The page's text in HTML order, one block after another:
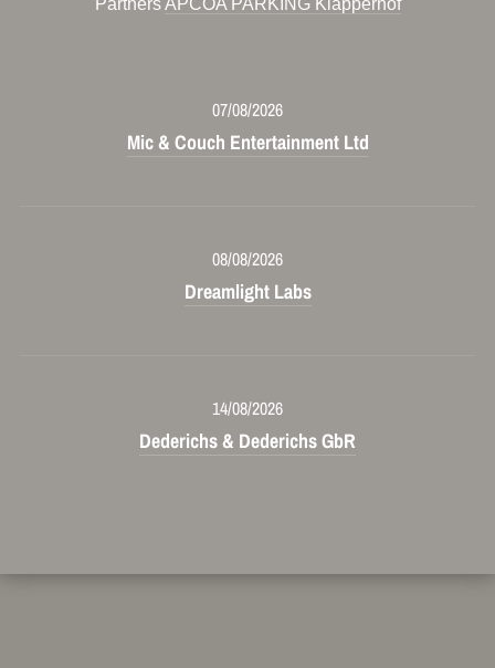
PartnersAPCOA PARKING Klapperhof
07/08/2026
Mic & Couch Entertainment Ltd
08/08/2026
Dreamlight Labs
14/08/2026
Dederichs & Dederichs GbR